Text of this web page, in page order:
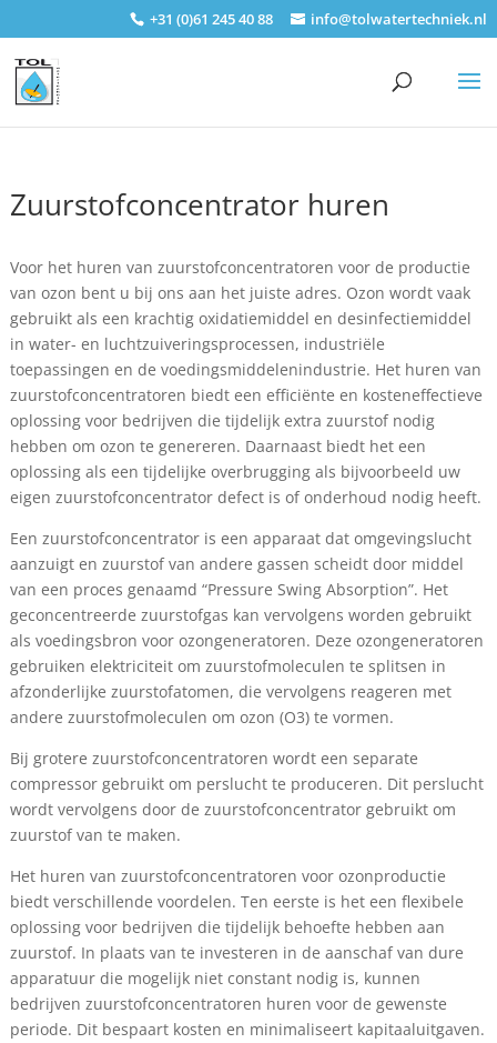
+31 (0)61 245 40 88 info@tolwatertechniek.nl
Zuurstofconcentrator huren
Voor het huren van zuurstofconcentratoren voor de productie
van ozon bent u bij ons aan het juiste adres. Ozon wordt vaak
gebruikt als een krachtig oxidatiemiddel en desinfectiemiddel
in water- en luchtzuiveringsprocessen, industriële
toepassingen en de voedingsmiddelenindustrie. Het huren van
zuurstofconcentratoren biedt een efficiënte en kosteneffectieve
oplossing voor bedrijven die tijdelijk extra zuurstof nodig
hebben om ozon te genereren. Daarnaast biedt het een
oplossing als een tijdelijke overbrugging als bijvoorbeeld uw
eigen zuurstofconcentrator defect is of onderhoud nodig heeft.
Een zuurstofconcentrator is een apparaat dat omgevingslucht
aanzuigt en zuurstof van andere gassen scheidt door middel
van een proces genaamd “Pressure Swing Absorption”. Het
geconcentreerde zuurstofgas kan vervolgens worden gebruikt
als voedingsbron voor ozongeneratoren. Deze ozongeneratoren
gebruiken elektriciteit om zuurstofmoleculen te splitsen in
afzonderlijke zuurstofatomen, die vervolgens reageren met
andere zuurstofmoleculen om ozon (O3) te vormen.
Bij grotere zuurstofconcentratoren wordt een separate
compressor gebruikt om perslucht te produceren. Dit perslucht
wordt vervolgens door de zuurstofconcentrator gebruikt om
zuurstof van te maken.
Het huren van zuurstofconcentratoren voor ozonproductie
biedt verschillende voordelen. Ten eerste is het een flexibele
oplossing voor bedrijven die tijdelijk behoefte hebben aan
zuurstof. In plaats van te investeren in de aanschaf van dure
apparatuur die mogelijk niet constant nodig is, kunnen
bedrijven zuurstofconcentratoren huren voor de gewenste
periode. Dit bespaart kosten en minimaliseert kapitaaluitgaven.